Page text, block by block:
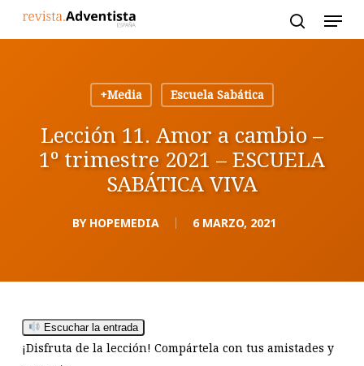
+Media
Escuela Sabática
Lección 11. Amor a cambio –
1º trimestre 2021 – ESCUELA
SABÁTICA VIVA
BY HOPEMEDIA 6 MARZO, 2021
Escuchar la entrada
¡Disfruta de la lección! Compártela con tus amistades y